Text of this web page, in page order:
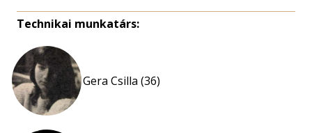
Technikai munkatárs:
Gera Csilla (36)